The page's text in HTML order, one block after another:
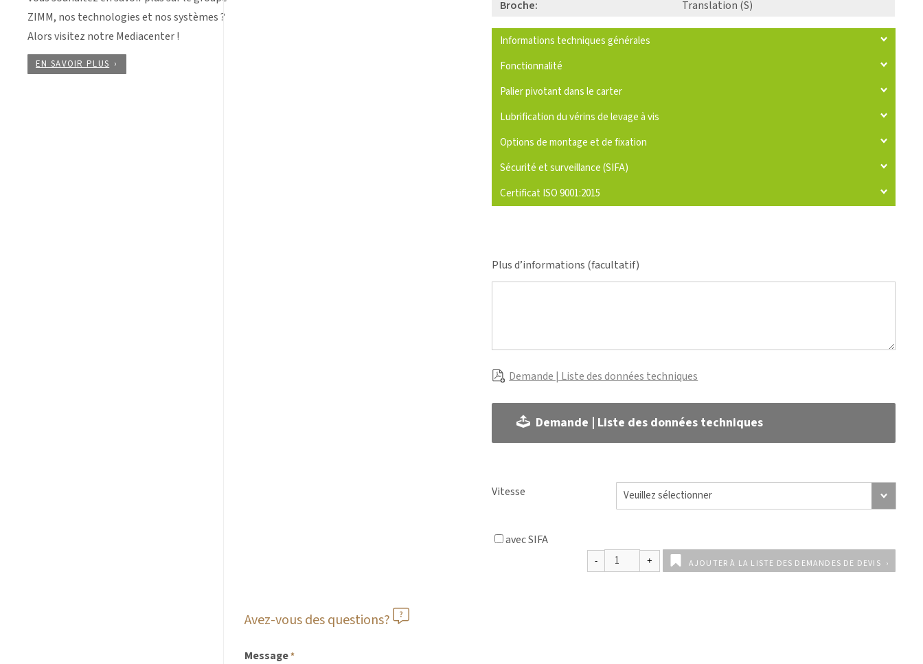
ZIMM, nos technologies et nos systèmes ?
Alors visitez notre Mediacenter !
EN SAVOIR PLUS
Broche:
Translation (S)
Informations techniques générales
Fonctionnalité
Palier pivotant dans le carter
Lubrification du vérins de levage à vis
Options de montage et de fixation
Sécurité et surveillance (SIFA)
Certificat ISO 9001:2015
Plus d’informations (facultatif)
Demande | Liste des données techniques
Demande | Liste des données techniques
Vitesse
avec SIFA
AJOUTER À LA LISTE DES DEMANDES DE DEVIS
Avez-vous des questions?
Message*